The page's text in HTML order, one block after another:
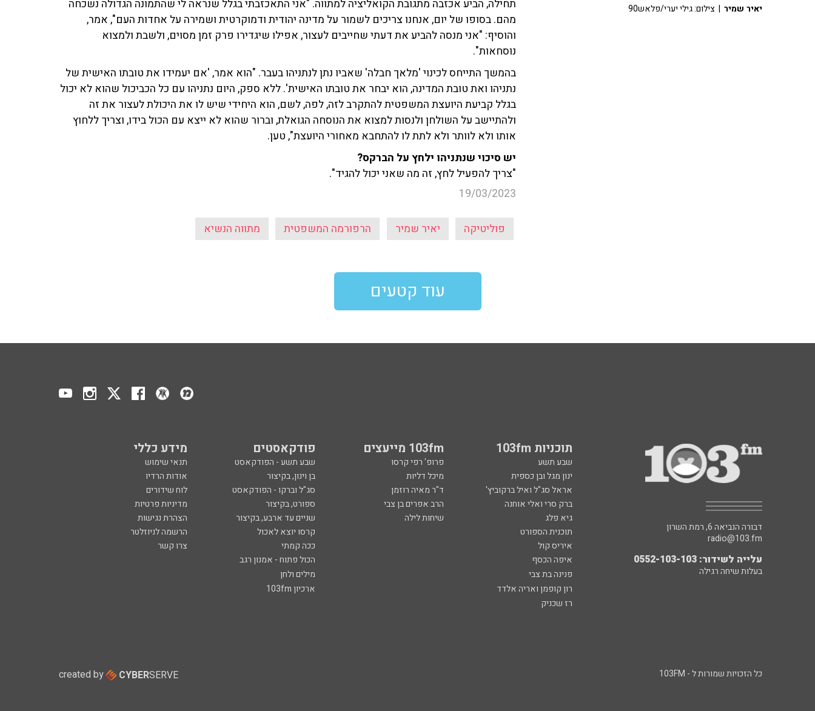
תחילה, הביע אכזבה מתגובת הקואליציה למתווה. "אני התאכזבתי בגלל שנראה לי שהתמונה הגדולה נשכחה
מהם. בסופו של יום, אנחנו צריכים לשמור על מדינה יהודית ודמוקרטית ושמירה על אחדות העם", אמר,
והוסיף: "אני מנסה להביע את דעתי שחייבים לעצור, אפילו שיגדירו פרק זמן מסוים, ולשבת ולמצוא
נוסחאות".
בהמשך התייחס לכינוי 'מלאך חבלה' שאביו נתן לנתניהו בעבר. "הוא אמר, 'אם יעמידו את טובתו האישית של
נתניהו ואת טובת המדינה, הוא יבחר את טובתו האישית'. ללא ספק, היום נתניהו עם כל הכביכול שהוא לא יכול
בגלל קביעת היועצת המשפטית להתקרב לזה, לפה, לשם, הוא היחידי שיש לו את היכולת לעצור את זה
ולהתיישב על השולחן ולנסות למצוא את הנוסחה הגואלת, וברור שהוא לא ייצא עם הכול בידו, וצריך ללחוץ
אותו ולא לוותר ולא לתת לו להתחבא מאחורי היועצת", טען.
יש סיכוי שנתניהו ילחץ על הברקס?
"צריך להפעיל לחץ, זה מה שאני יכול להגיד".
19/03/2023
פוליטיקה יאיר שמיר הרפורמה המשפטית מתווה הנשיא
יאיר שמיר | צילום: גילי יערי/פלאש90
עוד קטעים
תוכניות 103fm 103fm מייעצים פודקאסטים מידע כללי
שבע תשע פרופ' רפי קרסו שבע תשע - הפודקאסט
תנאי שימוש
ינון מגל ובן כספית
מיכל דליות בן וינון, בקיצור
אודות הרדיו
אראל סג"ל ואיל ברקוביץ'
ד"ר מאיה רוזמן סג"ל וברקו - הפודקאסט
לוח שידורים
ברק סרי ואלי אוחנה
הרב אפרים בן צבי ספורט, בקיצור
מדיניות פרטיות
גיא פלג
שיחות לילה שניים עד ארבע, בקיצור
הצהרת נגישות
תוכנית הספורט
קרסו יוצא לאכול
הרשמה לניוזלטר
איריס קול
ככה קמתי
צרו קשר
איפה הכסף
הכול פתוח - אמנון רגב
פנינה בת צבי
מילים ולחן
רון קופמן ואריה אלדד
ארכיון 103fm
רז שכניק
דבורה הנביאה 6, רמת השרון
radio@103.fm
עלייה לשידור: 0552-103-103
בעלות שיחה רגילה
כל הזכויות שמורות ל - 103FM created by CYBERSERVE